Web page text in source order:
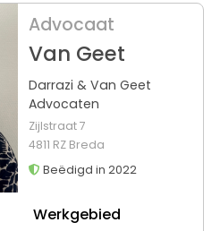
Advocaat
Van Geet
Darrazi & Van Geet
Advocaten
Zijlstraat 7
4811 RZ Breda
Beëdigd in 2022
Werkgebied